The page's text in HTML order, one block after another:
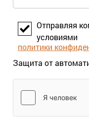
Отправляя
условиями
политики
Защита от